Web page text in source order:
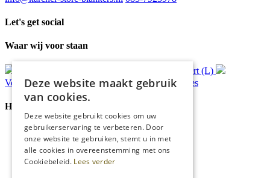
Let's get social
Waar wij voor staan
Ophalen in Echt of Weert (L)
Verzondenbinnen 48 uur* Persoonlijk advies
Handige Links
Home
Klantenservice
Over ons
Blog
Deze website maakt gebruik
van cookies.
Deze website gebruikt cookies om uw
gebruikerservaring te verbeteren. Door
onze website te gebruiken, stemt u in met
alle cookies in overeenstemming met ons
Cookiebeleid. Lees verder